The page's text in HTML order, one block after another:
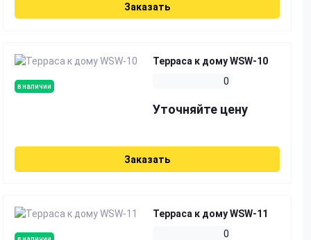
Заказать
в наличии
Терраса к дому WSW-10
0
Уточняйте цену
Заказать
Терраса к дому WSW-11
0